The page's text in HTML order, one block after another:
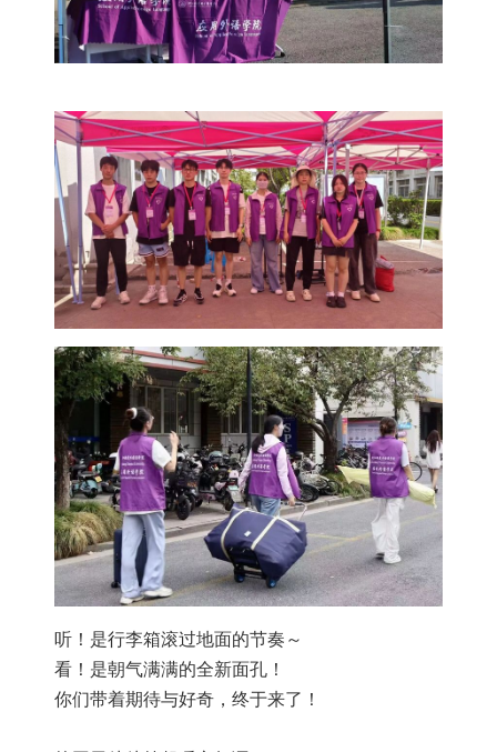
听！是行李箱滚过地面的节奏～
看！是朝气满满的全新面孔！
你们带着期待与好奇，终于来了！